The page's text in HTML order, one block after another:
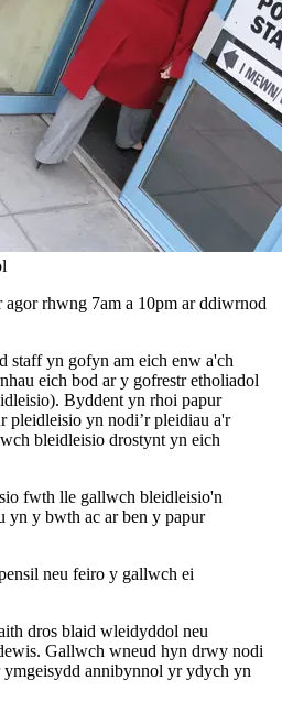
rhwng 7am a 10pm ar ddiwrnod
staff yn gofyn am eich enw a'ch
eich bod ar y gofrestr etholiadol
Byddent yn rhoi papur
pleidleisio yn nodi’r pleidiau a'r
bleidleisio drostynt yn eich
fwth lle gallwch bleidleisio'n
yn y bwth ac ar ben y papur
neu feiro y gallwch ei
dros blaid wleidyddol neu
Gallwch wneud hyn drwy nodi
ymgeisydd annibynnol yr ydych yn